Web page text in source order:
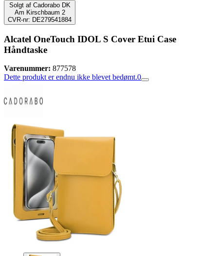
Solgt af Cadorabo DK
Am Kirschbaum 2
CVR-nr: DE279541884
Alcatel OneTouch IDOL S Cover Etui Case
Håndtaske
Varenummer: 877578
Dette produkt er endnu ikke blevet bedømt.0